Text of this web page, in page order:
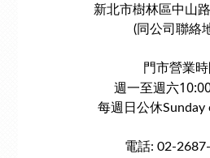
新北市樹林區中山
(同公司聯絡
門市營業時
週一至週六
每週日公休Sunday
電話: 02-